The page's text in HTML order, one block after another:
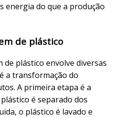
energia do que a produção
de plástico
de plástico envolve diversas
a transformação do
A primeira etapa é a
é separado dos
o plástico é lavado e